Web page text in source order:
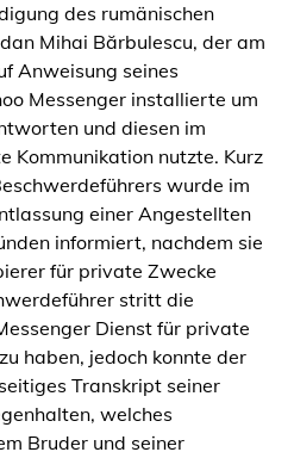
des rumänischen
Mihai Bărbulescu, der am
Anweisung seines
Messenger installierte um
und diesen im
Kommunikation nutzte. Kurz
wurde im
einer Angestellten
informiert, nachdem sie
für private Zwecke
stritt die
Dienst für private
haben, jedoch konnte der
Transkript seiner
welches
Bruder und seiner